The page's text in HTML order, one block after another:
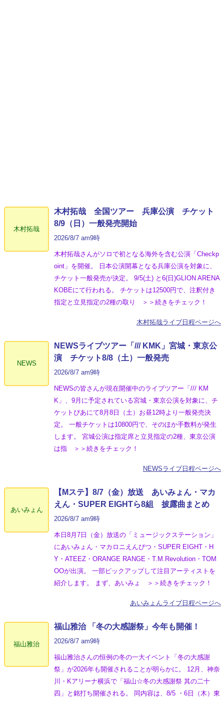
木村拓哉
木村拓哉 全国ツアー 兵庫公演 チケット
8/9（日）一般発売開始
2026/8/7 am9時
木村拓哉さんがソロで初となる海外を含む公演「Checkp
oint」を開催。 日本公演開幕となる兵庫公演を対象に、
チケット一般発売が決定。 9/5(土) と6(日)GLION ARENA
KOBEにて行われる。 チケットは12500円で、注釈付き
指定と立見指定の2種の取り ＞＞続きをチェック！
木村拓哉ライブ日程ページへ
NEWS
NEWSライブツアー「/// KMK」宮城・東京公
演 チケット8/8（土）一般発売
2026/8/7 am9時
NEWSの皆さんが現在開催中のライブツアー「/// KM
K」、9月に予定されている宮城・東京公演を対象に、チ
ケットぴあにて8月8日（土）お昼12時より一般発売決
定。 一般チケットは10800円で、そのほか手数料が発生
します。 宮城公演は指定席と立見指定の2種、東京公演
は指 ＞＞続きをチェック！
NEWSライブ日程ページへ
あいみょん
【Mステ】8/7（金）放送 あいみょん・マカ
えん・SUPER EIGHTら8組 披露曲まとめ
2026/8/7 am9時
本日8月7日（金）放送の「ミュージックステーション」
にあいみょん・マカロニえんぴつ・SUPER EIGHT・H
Y・ATEEZ・ORANGE RANGE・T.M.Revolution・TOM
OOが出演。 一部ピックアップして注目アーティストを
紹介します。 まず、あいみょ ＞＞続きをチェック！
あいみょんライブ日程ページへ
福山雅治
福山雅治 「冬の⼤感謝祭」今年も開催！
2026/8/7 am9時
福山雅治さんの恒例の冬の一大イベント「冬の⼤感謝
祭」が2026年も開催されることが明らかに。 12月、神奈
川・Kアリーナ横浜で「福山☆冬の大感謝祭 其の二十
四」と銘打ち開催される。 同内容は、8/5 ・6日（木）東